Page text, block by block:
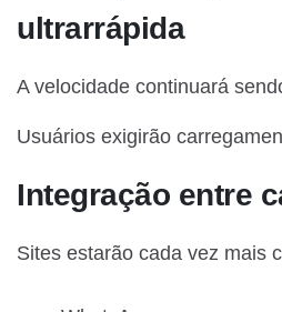
ultrarrápida
A velocidade continuará
Usuários exigirão
Integração entre
Sites estarão cada vez mais